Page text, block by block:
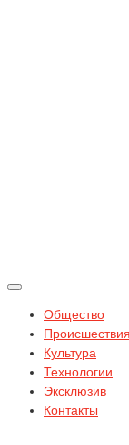
Общество
Происшествия
Культура
Технологии
Эксклюзив
Контакты